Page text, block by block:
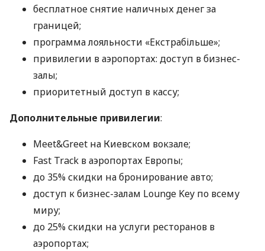
бесплатное снятие наличных денег за
границей;
программа лояльности «Екстрабільше»;
привилегии в аэропортах: доступ в бизнес-
залы;
приоритетный доступ в кассу;
Дополнительные привилегии:
Meet&Greet на Киевском вокзале;
Fast Track в аэропортах Европы;
до 35% скидки на бронирование авто;
доступ к бизнес-залам Lounge Key по всему
миру;
до 25% скидки на услуги ресторанов в
аэропортах;